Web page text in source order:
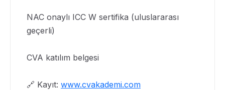
NAC onaylı ICC W sertifika (uluslararası
geçerli)
CVA katılım belgesi
🔗 Kayıt: www.cvakademi.com